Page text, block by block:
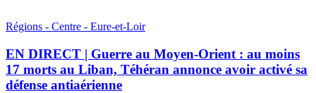
Régions - Centre - Eure-et-Loir
EN DIRECT | Guerre au Moyen-Orient : au moins
17 morts au Liban, Téhéran annonce avoir activé sa
défense antiaérienne